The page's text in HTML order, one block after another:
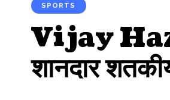
SPORTS
Vijay
शानदार